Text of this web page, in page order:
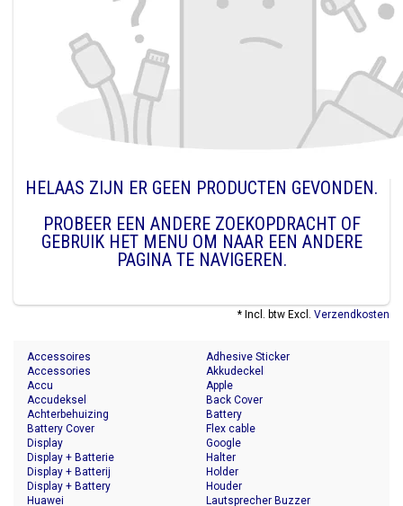
HELAAS ZIJN ER GEEN PRODUCTEN GEVONDEN.
PROBEER EEN ANDERE ZOEKOPDRACHT OF
GEBRUIK HET MENU OM NAAR EEN ANDERE
PAGINA TE NAVIGEREN.
* Incl. btw Excl. Verzendkosten
Accessoires
Accessories
Accu
Accudeksel
Achterbehuizing
Adhesive Sticker
Akkudeckel
Apple
Back Cover
Battery
Battery Cover
Display
Display + Batterie
Display + Batterij
Display + Battery
Flex cable
Google
Halter
Holder
Houder
Huawei
Lautsprecher Buzzer